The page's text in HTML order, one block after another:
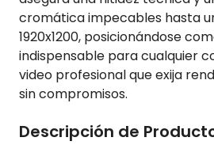
cromática impecables hasta
1920x1200, posicionándose
indispensable para cualquier
video profesional que exija
sin compromisos.
Descripción de